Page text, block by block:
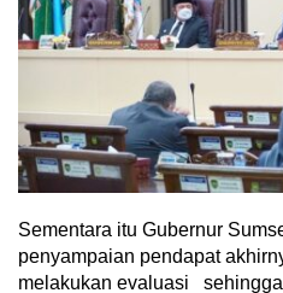
Sementara itu Gubernur
penyampaian pendapat
melakukan evaluasi